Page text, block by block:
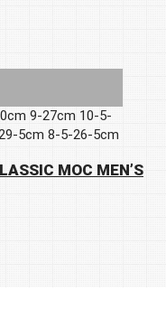
9-27cm 10-5-
5cm 8-5-26-5cm
MOC MEN’S